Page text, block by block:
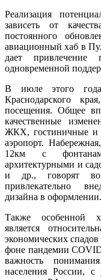
Реализация
зависеть от
постоянного
авиационный хаб в
дает привлечение
одновременной
В июле этого
Краснодарского
посещения. Общее
качественные
ЖКХ, гостиничные и
аэропорт.
12км с
архитектурными и
и др., говорят
привлекательно
дизайна в оформлении.
Также особенной
является
экономических
фоне пандемии
важность
населения России, с